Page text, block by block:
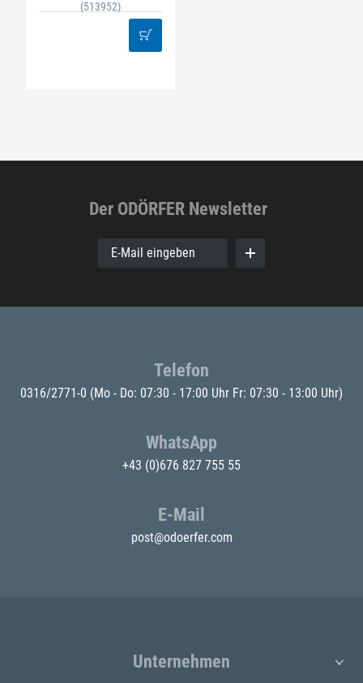
(513952)
Der ODÖRFER Newsletter
E-Mail eingeben
Telefon
0316/2771-0 (Mo - Do: 07:30 - 17:00 Uhr Fr: 07:30 - 13:00 Uhr)
WhatsApp
+43 (0)676 827 755 55
E-Mail
post@odoerfer.com
Unternehmen